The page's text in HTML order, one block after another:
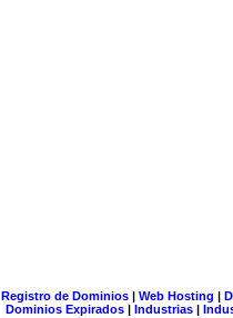
Registro de Dominios| Web Hosting |
Dominios Expirados | Industrias |